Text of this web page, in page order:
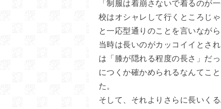
「制服は着崩さないで着るのが
校はオシャレして行くところじ
と一応型通りのことを言いなが
当時は長いのがカッコイイとさ
は「膝が隠れる程度の長さ」だ
につくか確かめられるなんてこ
た。
そして、それよりさらに長いく